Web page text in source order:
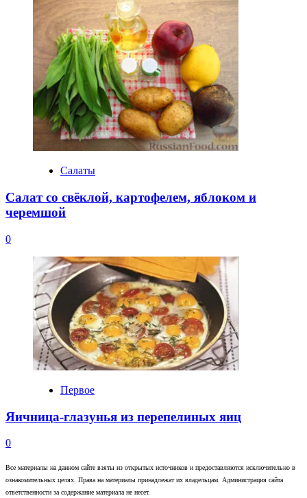
Салаты
Салат со свёклой, картофелем, яблоком и
черемшой
0
Первое
Яичница-глазунья из перепелиных яиц
0
Все материалы на данном сайте взяты из открытых источников и предоставляются исключительно в
ознакомительных целях. Права на материалы принадлежат их владельцам. Администрация сайта
ответственности за содержание материала не несет.